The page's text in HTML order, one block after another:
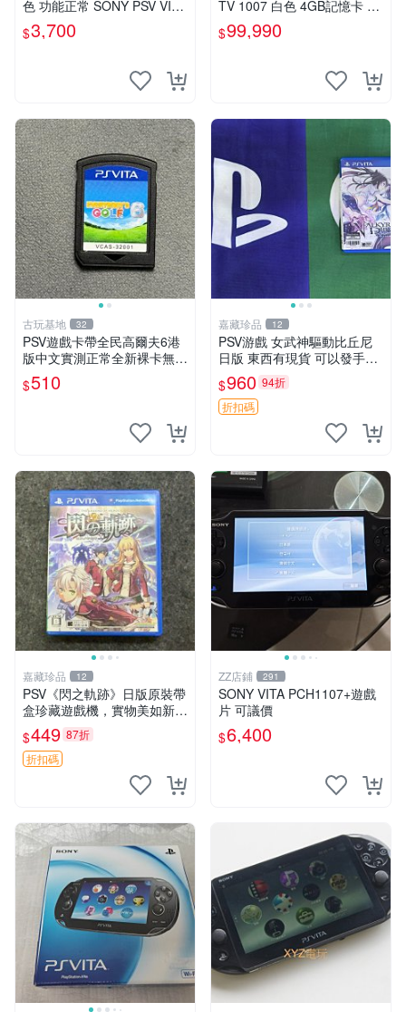
色 功能正常 SONY PSV VITA
主機 2000~3000型 二手功能
正常 賣3千5~4千也可用各式
$3,700
TV 1007 白色 4GB記憶卡 PS
3手把(白) 書盒完整 【台中恐
龍電玩】
$99,990
古玩基地 32
PSV遊戲卡帶全民高爾夫6港
版中文實測正常全新裸卡無保
售不退換單次購兩張以上再享
優惠 全民高爾夫6 PSV 港版
$510
嘉藏珍品 12
PSV游戲 女武神驅動比丘尼
日版 東西有現貨 可以發手物
品 無質量問題售不退不換
$960 94折
折扣碼
嘉藏珍品 12
PSV《閃之軌跡》日版原裝帶
盒珍藏遊戲機，實物美如新，
嚴選推薦 閃之軌跡 日版 PSV
原裝帶盒
$449 87折
折扣碼
ZZ店鋪 291
SONY VITA PCH1107+遊戲
片 可議價
$6,400